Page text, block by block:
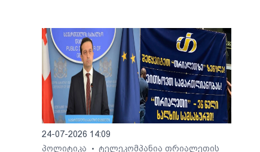
24-07-2026 14:09
პოლიტიკა
•
ტელეკომპანია თრიალეთის